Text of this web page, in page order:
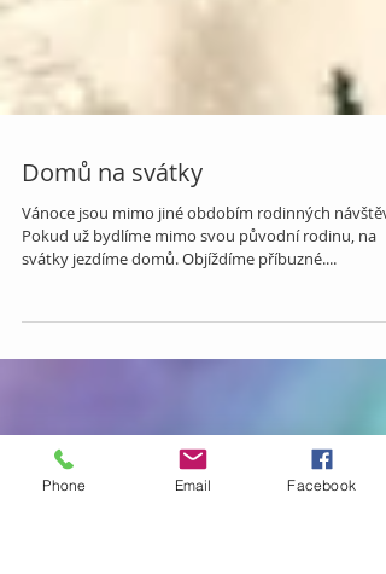
Domů na svátky
svátky jezdíme domů. Objíždíme příbuzné....
Phone Email Facebook